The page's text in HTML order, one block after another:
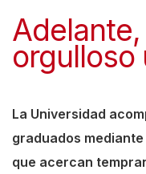
orgulloso
La Universidad
graduados
que acercan